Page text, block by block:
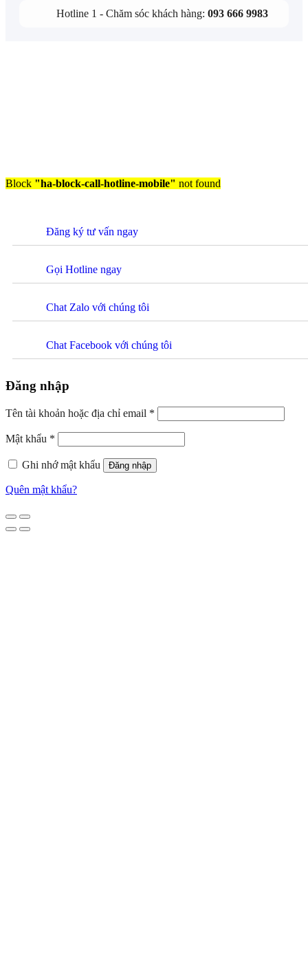
Hotline 1 - Chăm sóc khách hàng: 093 666 9983
Block "ha-block-call-hotline-mobile" not found
Đăng ký tư vấn ngay
Gọi Hotline ngay
Chat Zalo với chúng tôi
Chat Facebook với chúng tôi
Đăng nhập
Tên tài khoản hoặc địa chỉ email *
Mật khẩu *
Ghi nhớ mật khẩu Đăng nhập
Quên mật khẩu?